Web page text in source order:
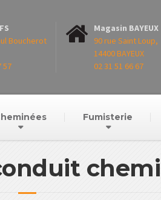
Boucherot
57
Magasin BAYEUX
90 rue Saint Loup,
14400 BAYEUX
02 31 51 66 67
Fumisterie